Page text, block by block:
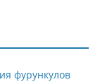
фурункулов